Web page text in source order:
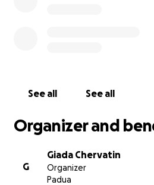
See all See all
Organizer and
G
Giada Chervatin
Organizer
Padua